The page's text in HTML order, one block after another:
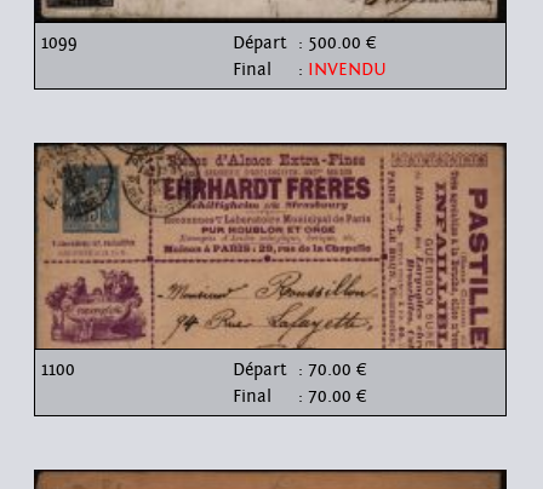
1099 Départ : 500.00 €
Final
: INVENDU
1100 Départ : 70.00 €
Final
: 70.00 €